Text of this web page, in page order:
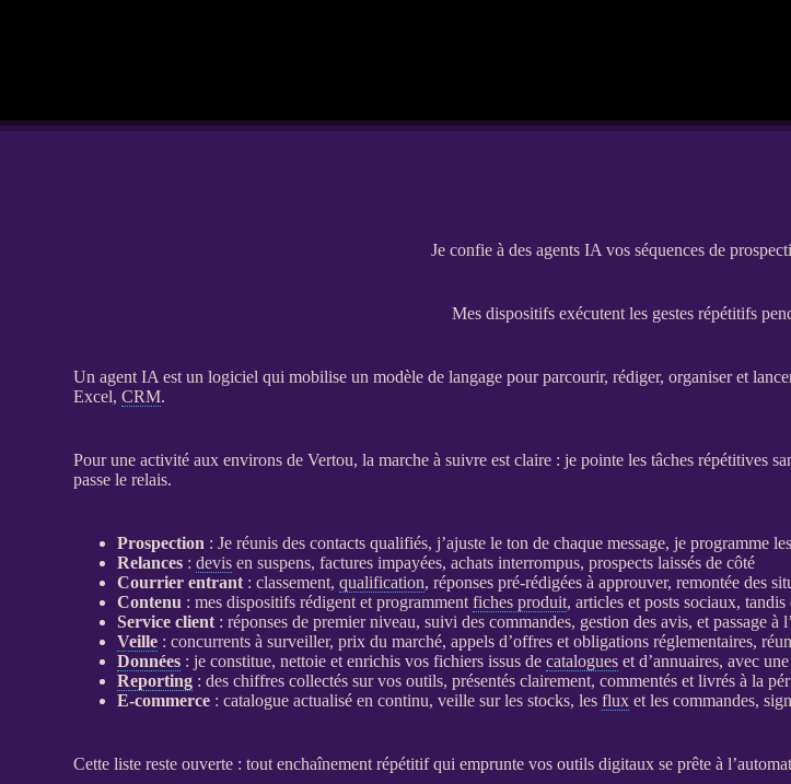
Je confie à des agents IA vos séquences de
Mes dispositifs exécutent les gestes répétitifs
Unagent IA est unlogiciel qui mobilise un modèle de langage pour parcourir, rédiger, organiser et
Excel,CRM.
Pour une activité aux environs de Vertou, la marche à suivre est claire : je pointe les tâches répétitives
passe le relais.
Prospection : Je réunis des contacts qualifiés, j’ajuste le ton de chaque message, je programme
Relances :devis en suspens, factures impayées, achats interrompus,prospects laissés de côté
Courrier entrant : classement,qualification, réponses pré-rédigées à approuver, remontée des
Contenu : mes dispositifs rédigent et programmentfiches produit, articles et posts sociaux,
Service client : réponses de premier niveau, suivi des commandes, gestion des avis, et passage à
Veille : concurrents à surveiller, prix du marché, appels d’offres et obligations réglementaires,
Données : je constitue, nettoie et enrichis vos fichiers issus decatalogues et d’annuaires, avec
Reporting : des chiffres collectés sur vos outils, présentés clairement, commentés et livrés à la
E-commerce :catalogue actualisé en continu,veille sur les stocks, lesflux et les commandes,
Cette liste reste ouverte : tout enchaînement répétitif qui emprunte vos outils digitaux se prête à l’